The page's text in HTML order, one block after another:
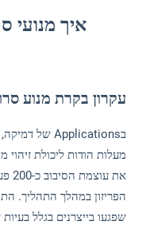
איך מנועי
עקרון בקרת מנוע
מעלות הודות ליכולת
הפריזון במהלך התהליך.
שפגעו בייצרנים בגלל